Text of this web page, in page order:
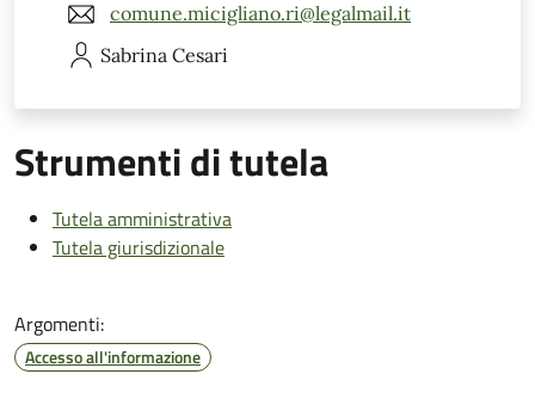
comune.micigliano.ri@legalmail.it
Sabrina Cesari
Strumenti di tutela
Tutela amministrativa
Tutela giurisdizionale
Argomenti:
Accesso all'informazione